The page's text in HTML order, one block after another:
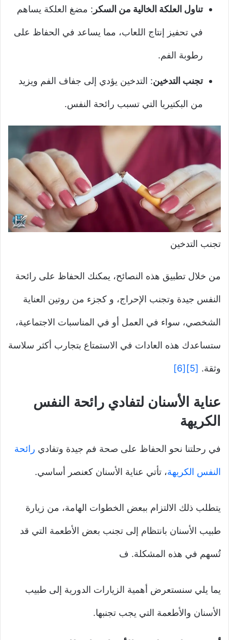
تناول العلكة الخالية من السكر : مضغ العلكة يساهم
في تحفيز إنتاج اللعاب، مما يساعد في الحفاظ على
رطوبة الفم.
تجنب التدخين: التدخين يؤدي إلى جفاف الفم ويزيد
من البكتيريا التي تسبب رائحة النفس.
تجنب التدخين
من خلال تطبيق هذه النصائح، يمكنك الحفاظ على رائحة
النفس جيدة وتجنب الإحراج، و كجزء من روتين العناية
الشخصي، سواء في العمل أو في المناسبات الاجتماعية،
ستساعدك هذه العادات في الاستمتاع بتجارب أكثر سلاسة
وثقة. [5]
[6]
عناية الأسنان لتفادي رائحة النفس
الكريهة
في رحلتنا نحو الحفاظ على صحة فم جيدة وتفادي رائحة
النفس الكريهة، تأتي عناية الأسنان كعنصر أساسي.
يتطلب ذلك الالتزام ببعض الخطوات الهامة، من زيارة
طبيب الأسنان بانتظام إلى تجنب بعض الأطعمة التي قد
تُسهم في هذه المشكلة. ف
يما يلي سنستعرض أهمية الزيارات الدورية إلى طبيب
الأسنان والأطعمة التي يجب تجنبها.